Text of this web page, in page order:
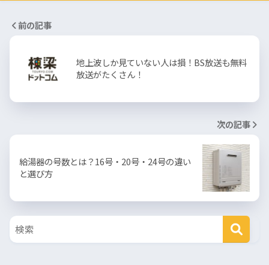
前の記事
地上波しか見ていない人は損！BS放送も無料
放送がたくさん！
次の記事
給湯器の号数とは？16号・20号・24号の違い
と選び方